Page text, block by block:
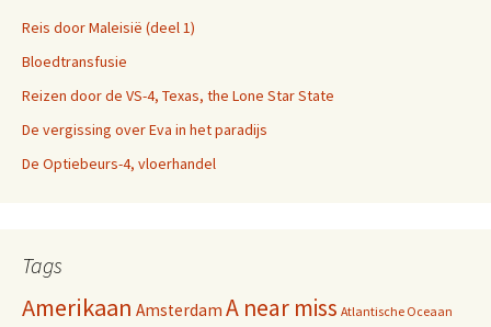
Reis door Maleisië (deel 1)
Bloedtransfusie
Reizen door de VS-4, Texas, the Lone Star State
De vergissing over Eva in het paradijs
De Optiebeurs-4, vloerhandel
Tags
Amerikaan Amsterdam A near miss Atlantische Oceaan